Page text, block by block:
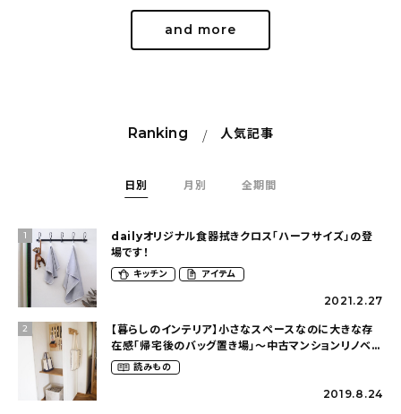
and more
Ranking 人気記事
日別 月別 全期間
1
dailyオリジナル食器拭きクロス「ハーフサイズ」の登
場です！
キッチン アイテム
2021.2.27
2
【暮らしのインテリア】小さなスペースなのに大きな存
在感「帰宅後のバッグ置き場」～中古マンションリノベー
ションで叶えたコダワリの暮らし（cocoyuko___さ
ん）
読みもの
2019.8.24